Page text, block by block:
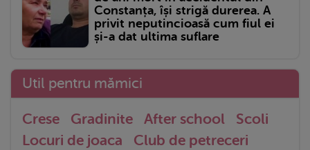
Constanța, își strigă durerea. A
privit neputincioasă cum fiul ei
și-a dat ultima suflare
Util pentru mămici
Crese Gradinite After school
Scoli
Locuri de joaca
Club de petreceri